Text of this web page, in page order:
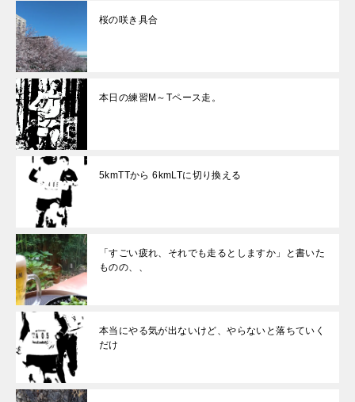
桜の咲き具合
本日の練習M～Tペース走。
5kmTTから 6kmLTに切り換える
「すごい疲れ、それでも走るとしますか」と書いた
ものの、、
本当にやる気が出ないけど、やらないと落ちていく
だけ